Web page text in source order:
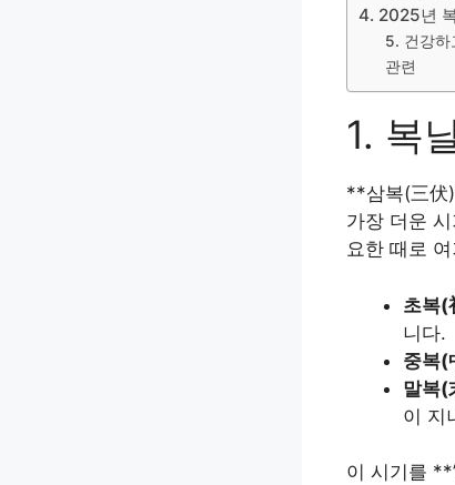
4. 2025년
5. 건강하
관련
1. 복
**삼복(三伏
가장 더운
요한 때로
초복(
니다.
중복(
말복(
이 지
이 시기를